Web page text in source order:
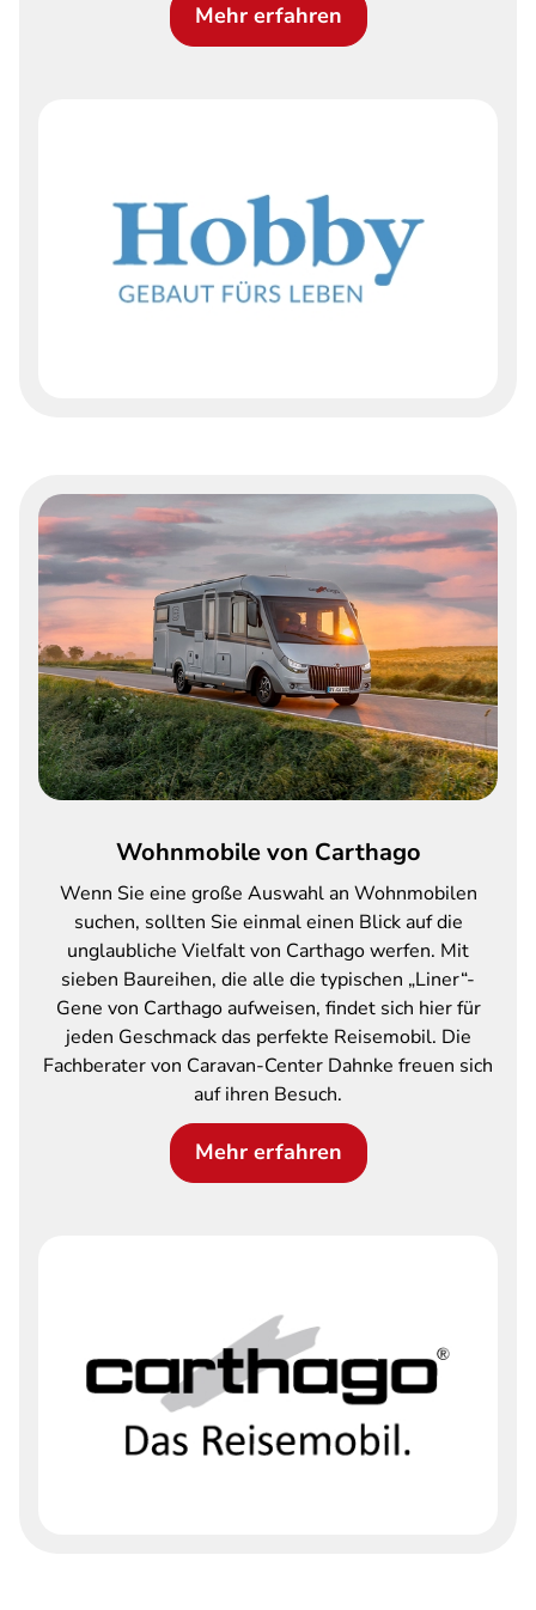
Mehr erfahren
Wohnmobile von Carthago
Wenn Sie eine große Auswahl an Wohnmobilen
suchen, sollten Sie einmal einen Blick auf die
unglaubliche Vielfalt von Carthago werfen. Mit
sieben Baureihen, die alle die typischen „Liner“-
Gene von Carthago aufweisen, findet sich hier für
jeden Geschmack das perfekte Reisemobil. Die
Fachberater von Caravan-Center Dahnke freuen sich
auf ihren Besuch.
Mehr erfahren